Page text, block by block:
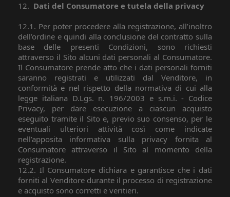
12. Dati del Consumatore e tutela della privacy
12.1. Per poter procedere alla registrazione, all’inoltro
dell’ordine e quindi alla conclusione del contratto sulla
base delle presenti Condizioni, sono richiesti
attraverso il Sito alcuni dati personali al Consumatore.
Il Consumatore prende atto che i dati personali forniti
saranno registrati e utilizzati dal Venditore, in
conformità e nel rispetto della normativa di cui alla
legge italiana D.Lgs. n. 196/2003 e s.m.i. - Codice
Privacy, per dare esecuzione a ciascun acquisto
eseguito tramite il Sito e, previo suo consenso, per le
eventuali ulteriori attività così come indicate
nell’apposita informativa sulla privacy fornita al
Consumatore attraverso il Sito al momento della
registrazione.
12.2. Il Consumatore dichiara e garantisce che i dati
forniti al Venditore durante il processo di registrazione
e acquisto sono corretti e veritieri.